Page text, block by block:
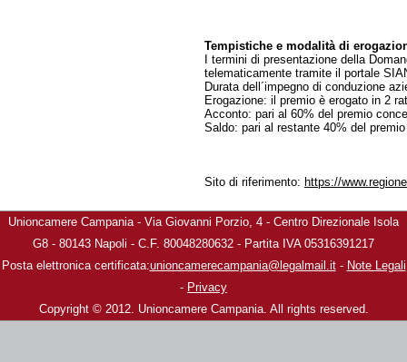
Tempistiche e modalità di
I termini di presentazione della
telematicamente tramite il portale
Durata dell´impegno di conduzione
Erogazione: il premio è erogato in 2
Acconto: pari al 60% del premio
Saldo: pari al restante 40% del
Sito di riferimento: https://
Unioncamere Campania - Via Giovanni Porzio, 4 - Centro Direzionale Isola
G8 - 80143 Napoli - C.F. 80048280632 - Partita IVA 05316391217
Posta elettronica certificata:unioncamerecampania@legalmail.it- Note Legali
- Privacy
Copyright © 2012. Unioncamere Campania. All rights reserved.